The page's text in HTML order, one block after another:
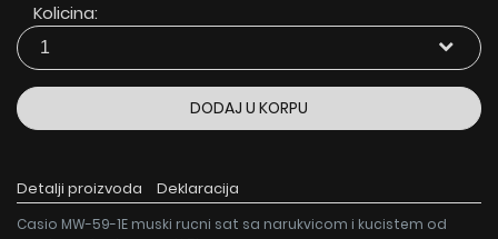
Kolicina:
DODAJ U KORPU
Detalji proizvoda Deklaracija
Casio MW-59-1E muski rucni sat sa narukvicom i kucistem od